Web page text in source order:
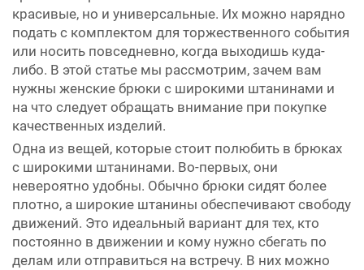
красивые, но и универсальные. Их можно нарядно
подать с комплектом для торжественного события
или носить повседневно, когда выходишь куда-
либо. В этой статье мы рассмотрим, зачем вам
нужны женские брюки с широкими штанинами и
на что следует обращать внимание при покупке
качественных изделий.
Одна из вещей, которые стоит полюбить в брюках
с широкими штанинами. Во-первых, они
невероятно удобны. Обычно брюки сидят более
плотно, а широкие штанины обеспечивают свободу
движений. Это идеальный вариант для тех, кто
постоянно в движении и кому нужно сбегать по
делам или отправиться на встречу. В них можно